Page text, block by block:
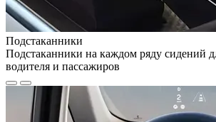
Подстаканники
Подстаканники на каждом ряду сидений
водителя и пассажиров